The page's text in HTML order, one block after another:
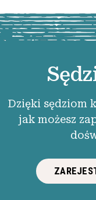
Dzięki sędziom
jak możesz